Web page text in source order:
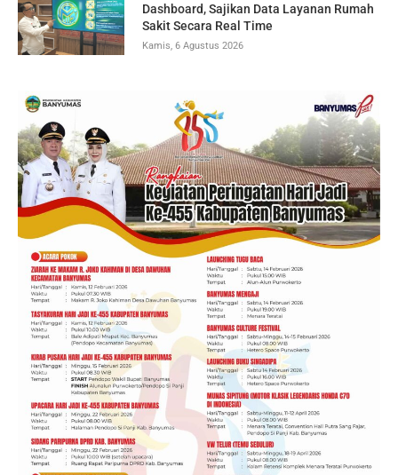
Dashboard, Sajikan Data Layanan Rumah
Sakit Secara Real Time
Kamis, 6 Agustus 2026